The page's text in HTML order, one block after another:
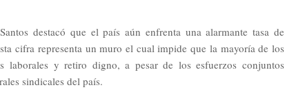
destacó que el país aún enfrenta una alarmante tasa de
cifra representa un muro el cual impide que la mayoría de los
laborales y retiro digno, a pesar de los esfuerzos conjuntos
sindicales del país.